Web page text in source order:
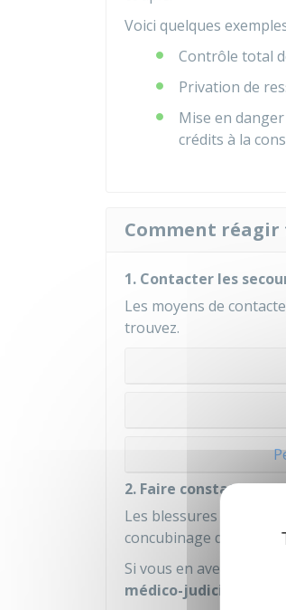
Voici quelques
Contrôle total
Privation de
Mise en
crédits à la
Comment réagir
1. Contacter les
Les moyens de
trouvez.
2. Faire constater les
Les blessures causées
concubinage doivent
Si vous en avez la
médico-judiciaire